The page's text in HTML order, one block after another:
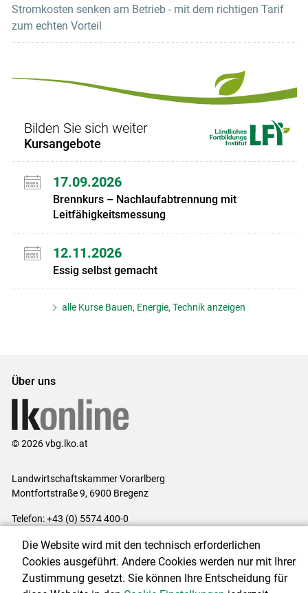
Stromkosten senken am Betrieb - mit dem richtigen Tarif
zum echten Vorteil
Bilden Sie sich weiter
Kursangebote
17.09.2026
Brennkurs – Nachlaufabtrennung mit
Leitfähigkeitsmessung
12.11.2026
Essig selbst gemacht
alle Kurse Bauen, Energie, Technik anzeigen
Über uns
© 2026 vbg.lko.at
Landwirtschaftskammer Vorarlberg
Montfortstraße 9, 6900 Bregenz
Telefon: +43 (0) 5574 400-0
Impressum|Kontakt|Datenschutzerklärung|Barrierefreiheit|
Cookie-Einstellungen
Die Website wird mit den technisch erforderlichen
Cookies ausgeführt. Andere Cookies werden nur mit Ihrer
Zustimmung gesetzt. Sie können Ihre Entscheidung für